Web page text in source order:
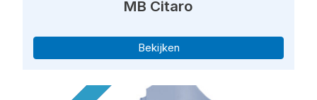
MB Citaro
Bekijken